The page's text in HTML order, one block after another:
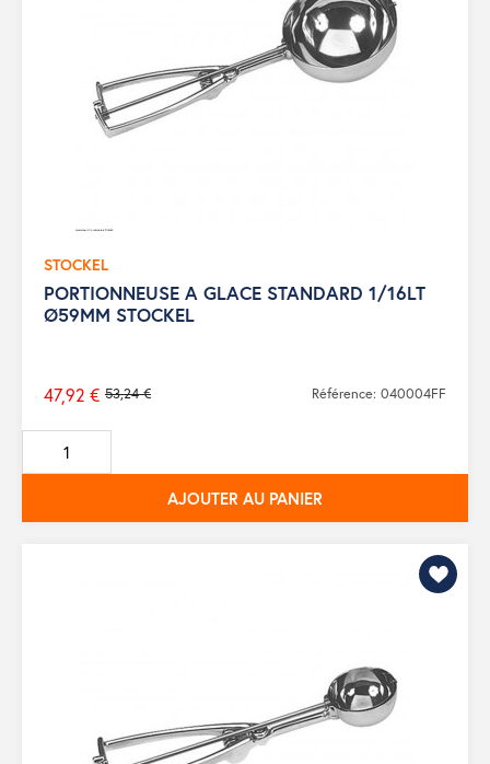
STOCKEL
PORTIONNEUSE A GLACE STANDARD 1/16LT
Ø59MM STOCKEL
Prix
de
base
53,24 €
47,92 € Référence: 040004FF
AJOUTER AU PANIER